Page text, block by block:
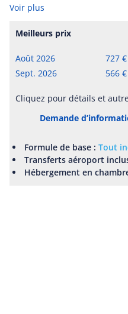
Voir plus
Demande
Meilleurs prix
Août 2026
727
Sept. 2026
566
Cliquez pour détails et
Formule de base :Tout
Transferts aéroport
Hébergement en